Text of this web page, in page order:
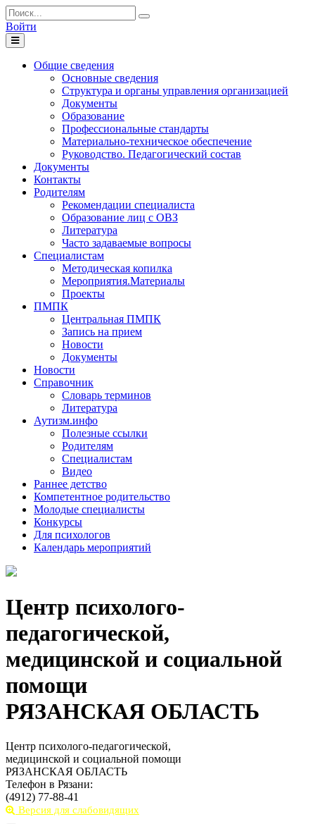
Войти
Toggle
navigation
Общие сведения
Основные сведения
Структура и органы управления организацией
Документы
Образование
Профессиональные стандарты
Материально-техническое обеспечение
Руководство. Педагогический состав
Документы
Контакты
Родителям
Рекомендации специалиста
Образование лиц с ОВЗ
Литература
Часто задаваемые вопросы
Специалистам
Методическая копилка
Мероприятия.Материалы
Проекты
ПМПК
Центральная ПМПК
Запись на прием
Новости
Документы
Новости
Справочник
Словарь терминов
Литература
Аутизм.инфо
Полезные ссылки
Родителям
Специалистам
Видео
Раннее детство
Компетентное родительство
Молодые специалисты
Конкурсы
Для психологов
Календарь мероприятий
Центр психолого-
педагогической,
медицинской и социальной
помощи
РЯЗАНСКАЯ ОБЛАСТЬ
Центр психолого-педагогической,
медицинской и социальной помощи
РЯЗАНСКАЯ ОБЛАСТЬ
Телефон в Рязани:
(4912) 77-88-41
Версия для слабовидящих